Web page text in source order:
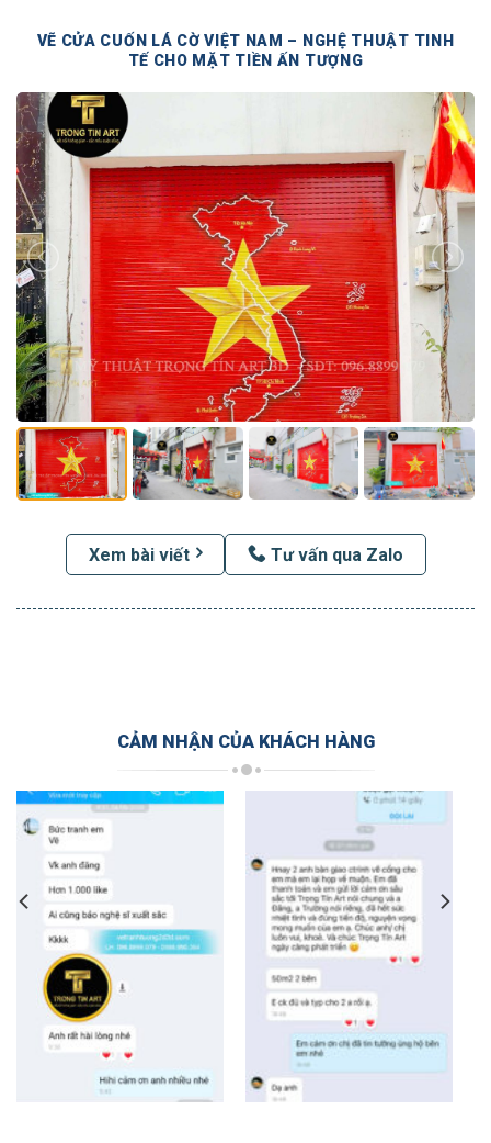
VẼ CỬA CUỐN LÁ CỜ VIỆT NAM – NGHỆ THUẬT TINH
TẾ CHO MẶT TIỀN ẤN TƯỢNG
Xem bài viết Tư vấn qua Zalo
CẢM NHẬN CỦA KHÁCH HÀNG